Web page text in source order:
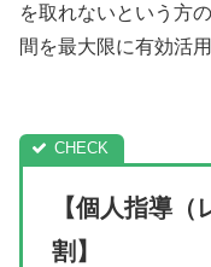
を取れないという方
間を最大限に有効活
【個人指導
割】